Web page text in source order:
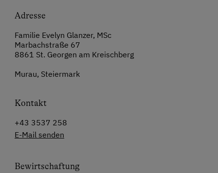
Adresse
Familie Evelyn Glanzer, MSc
Marbachstraße 67
8861 St. Georgen am Kreischberg
Murau, Steiermark
Kontakt
+43 3537 258
E-Mail senden
Bewirtschaftung